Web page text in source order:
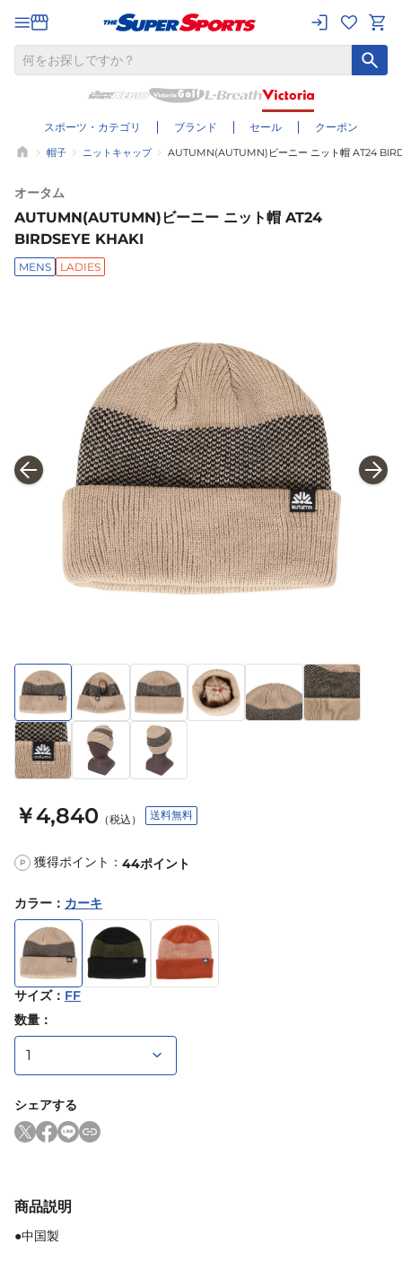
スポーツ・カテゴリ ブランド セール クーポン
帽子 ニットキャップ AUTUMN(AUTUMN)ビーニー ニット帽 AT24
オータム
AUTUMN(AUTUMN)ビーニー ニット帽 AT24
BIRDSEYE KHAKI
MENS LADIES
￥4,840 （税込） 送料無料
P 獲得ポイント： 44ポイント
カラー ： カーキ
サイズ： FF
数量：
シェアする
商品説明
●中国製